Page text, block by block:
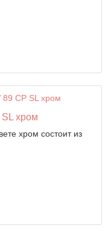
хром
хром состоит из